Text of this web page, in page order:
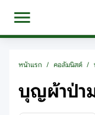
หน้าแรก / คอลัมนิสต์ /
บุญผ้าป่า